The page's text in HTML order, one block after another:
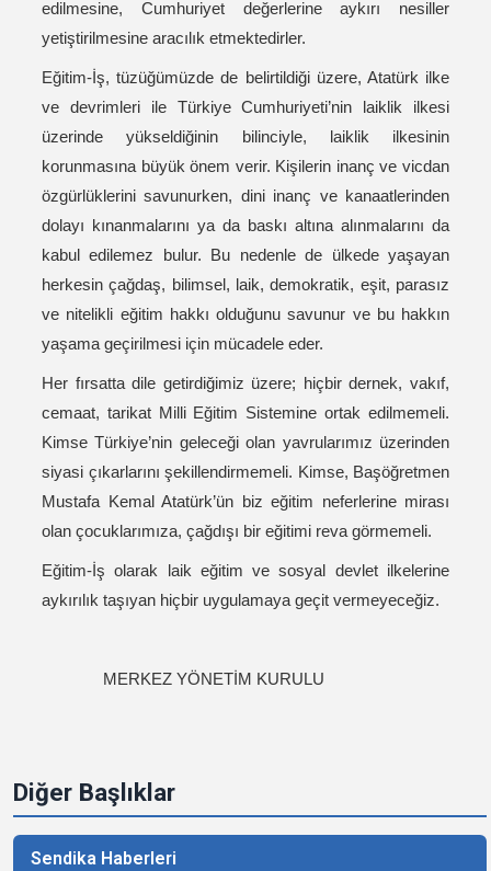
Diğer Başlıklar
Sendika Haberleri
edilmesine, Cumhuriyet değerlerine aykırı nesiller
yetiştirilmesine aracılık etmektedirler.
Eğitim-İş, tüzüğümüzde de belirtildiği üzere, Atatürk ilke
ve devrimleri ile Türkiye Cumhuriyeti’nin laiklik ilkesi
üzerinde yükseldiğinin bilinciyle, laiklik ilkesinin
korunmasına büyük önem verir. Kişilerin inanç ve vicdan
özgürlüklerini savunurken, dini inanç ve kanaatlerinden
dolayı kınanmalarını ya da baskı altına alınmalarını da
kabul edilemez bulur. Bu nedenle de ülkede yaşayan
herkesin çağdaş, bilimsel, laik, demokratik, eşit, parasız
ve nitelikli eğitim hakkı olduğunu savunur ve bu hakkın
yaşama geçirilmesi için mücadele eder.
Her fırsatta dile getirdiğimiz üzere; hiçbir dernek, vakıf,
cemaat, tarikat Milli Eğitim Sistemine ortak edilmemeli.
Kimse Türkiye’nin geleceği olan yavrularımız üzerinden
siyasi çıkarlarını şekillendirmemeli. Kimse, Başöğretmen
Mustafa Kemal Atatürk’ün biz eğitim neferlerine mirası
olan çocuklarımıza, çağdışı bir eğitimi reva görmemeli.
Eğitim-İş olarak laik eğitim ve sosyal devlet ilkelerine
aykırılık taşıyan hiçbir uygulamaya geçit vermeyeceğiz.
MERKEZ YÖNETİM KURULU